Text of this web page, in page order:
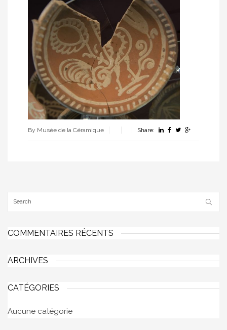
By Musée de la Céramique Share:
COMMENTAIRES RÉCENTS
ARCHIVES
CATÉGORIES
Aucune catégorie